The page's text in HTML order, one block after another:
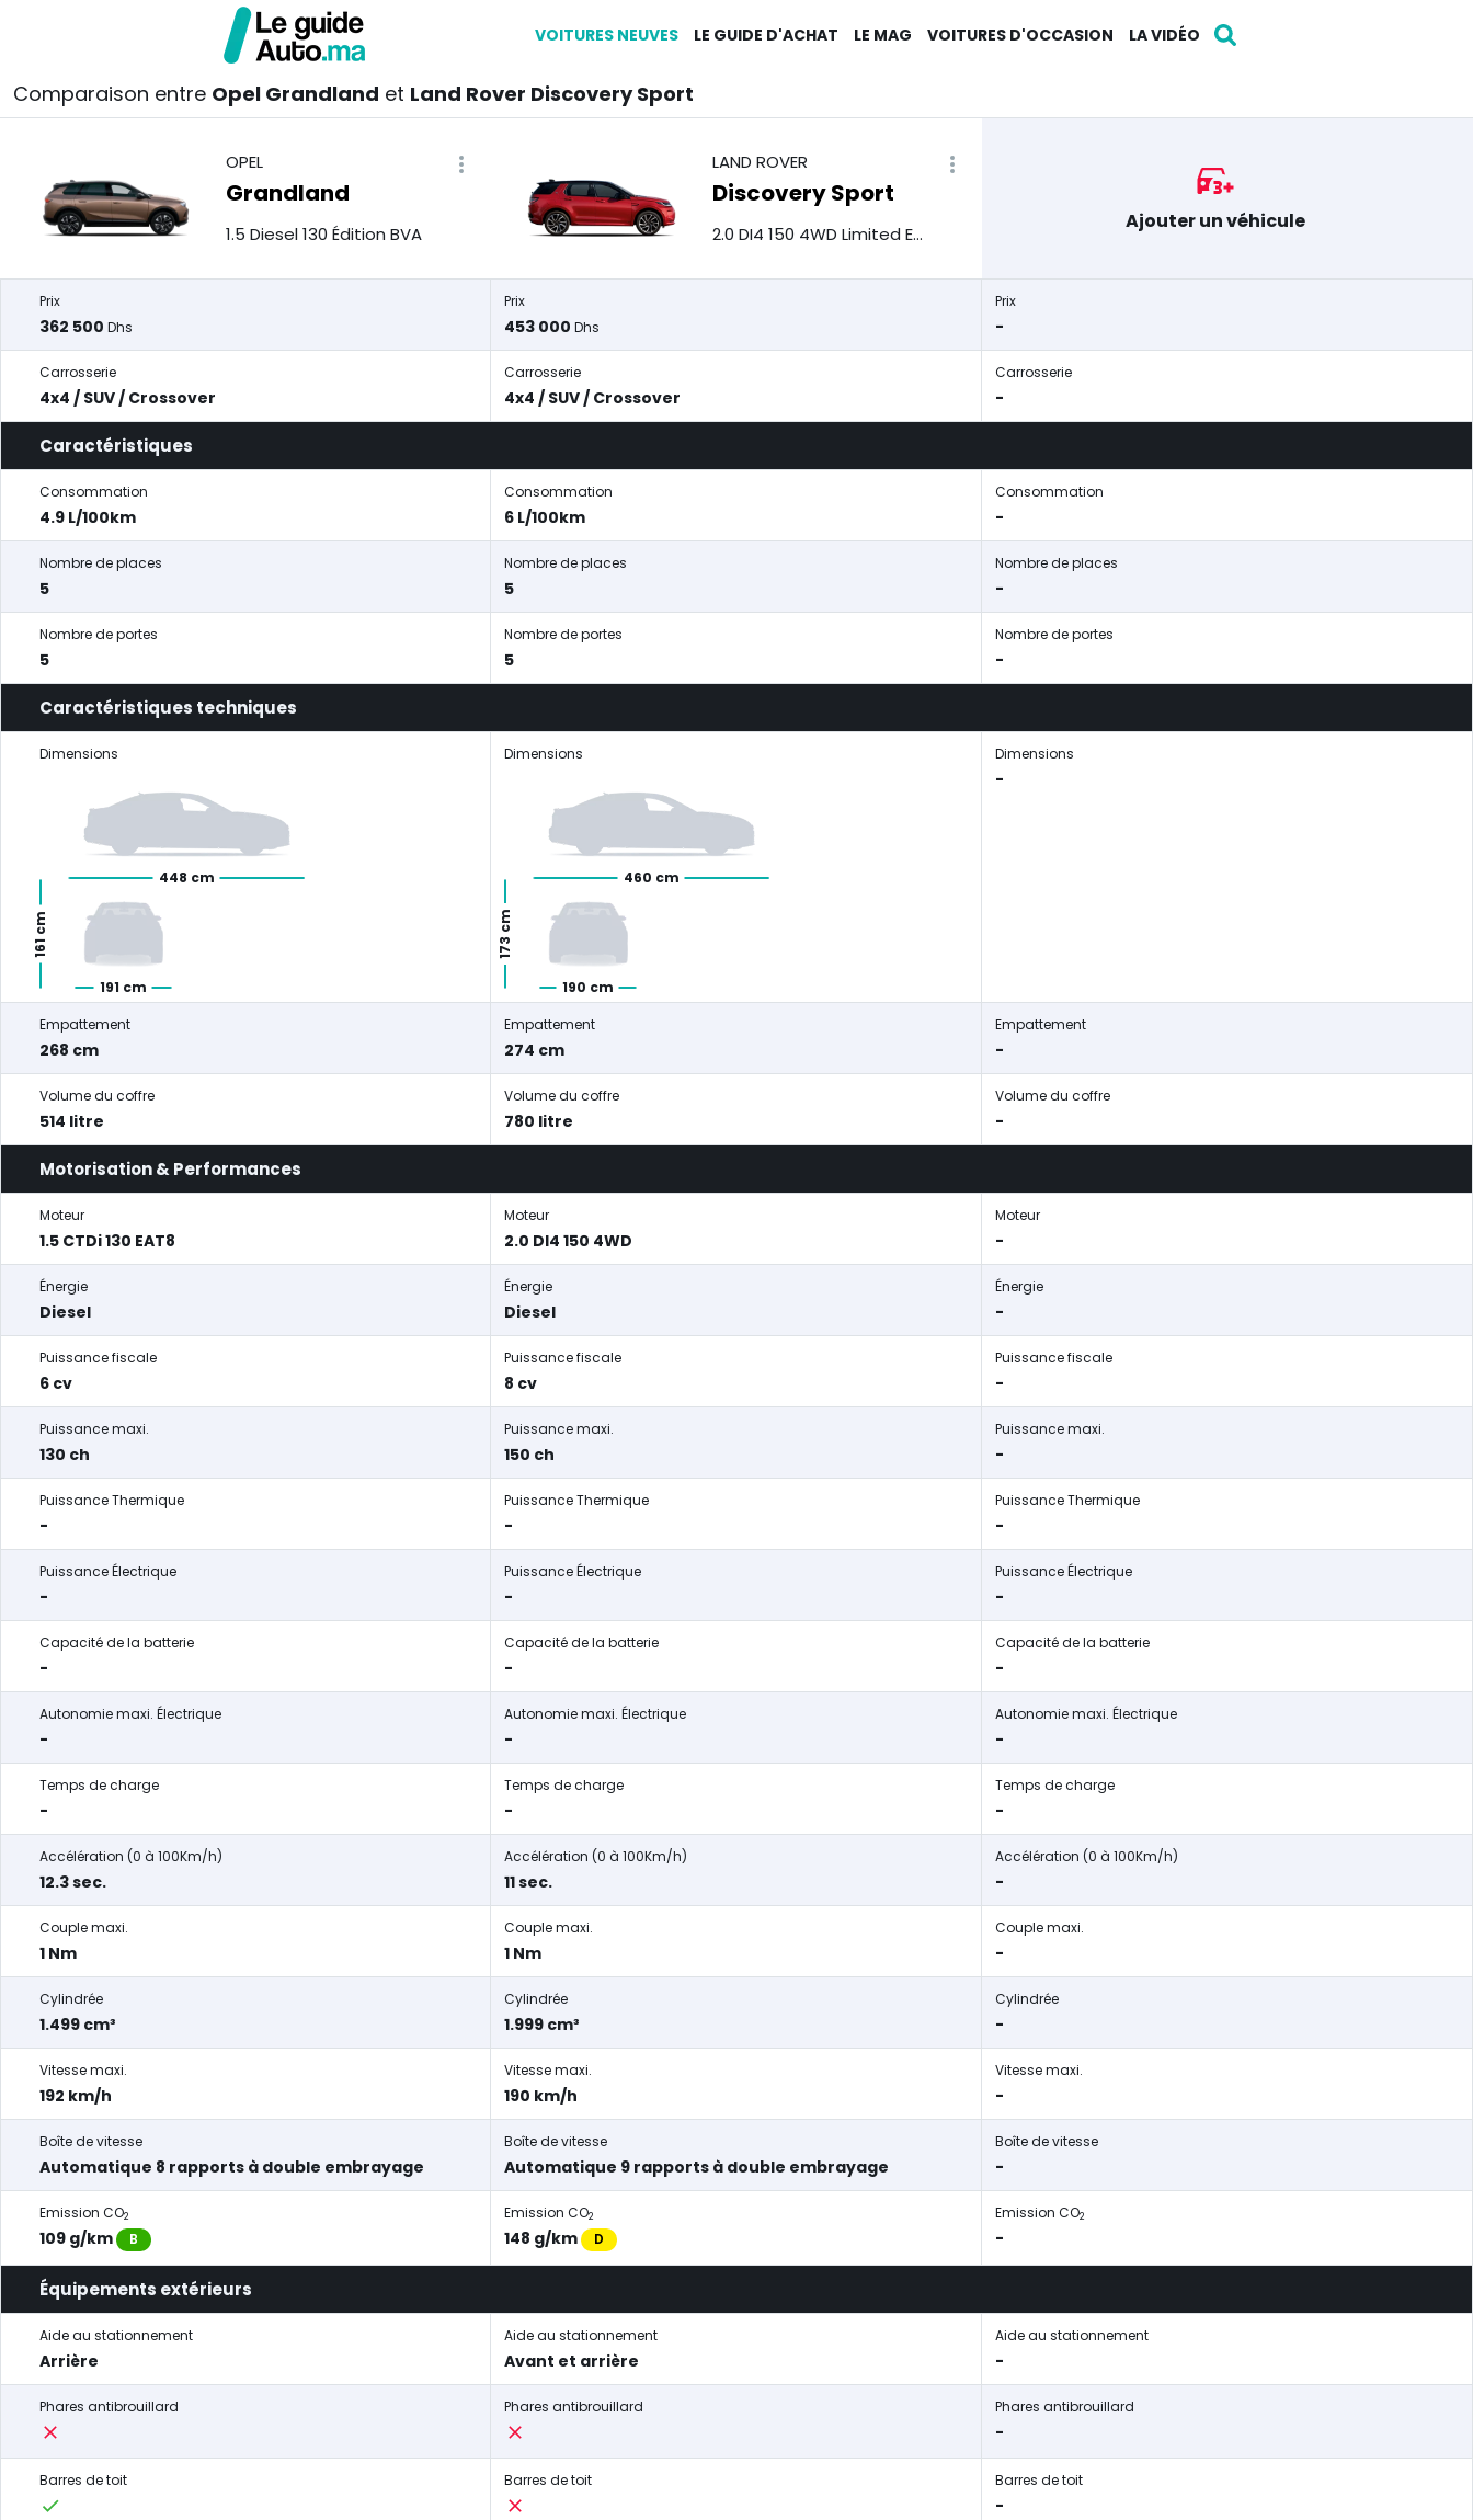
VOITURES NEUVES LE GUIDE D'ACHAT LE MAG VOITURES D'OCCASION LA VIDÉO
Comparaison entre Opel Grandland et Land Rover Discovery Sport
OPEL
Grandland
1.5 Diesel 130 Édition BVA
LAND ROVER
Discovery Sport
2.0 DI4 150 4WD Limited Edition
Ajouter un véhicule
Prix
362 500 Dhs
Prix
453 000 Dhs
Prix
-
Carrosserie
4x4 / SUV / Crossover
Carrosserie
4x4 / SUV / Crossover
Carrosserie
-
Caractéristiques
Consommation
4.9 L/100km
Consommation
6 L/100km
Consommation
-
Nombre de places
5
Nombre de places
5
Nombre de places
-
Nombre de portes
5
Nombre de portes
5
Nombre de portes
-
Caractéristiques techniques
Dimensions
448 cm
191 cm
161 cm
Dimensions
460 cm
190 cm
173 cm
Dimensions
-
Empattement
268 cm
Empattement
274 cm
Empattement
-
Volume du coffre
514 litre
Volume du coffre
780 litre
Volume du coffre
-
Motorisation & Performances
Moteur
1.5 CTDi 130 EAT8
Moteur
2.0 DI4 150 4WD
Moteur
-
Énergie
Diesel
Énergie
Diesel
Énergie
-
Puissance fiscale
6 cv
Puissance fiscale
8 cv
Puissance fiscale
-
Puissance maxi.
130 ch
Puissance maxi.
150 ch
Puissance maxi.
-
Puissance Thermique
-
Puissance Thermique
-
Puissance Thermique
-
Puissance Électrique
-
Puissance Électrique
-
Puissance Électrique
-
Capacité de la batterie
-
Capacité de la batterie
-
Capacité de la batterie
-
Autonomie maxi. Électrique
-
Autonomie maxi. Électrique
-
Autonomie maxi. Électrique
-
Temps de charge
-
Temps de charge
-
Temps de charge
-
Accélération (0 à 100Km/h)
12.3 sec.
Accélération (0 à 100Km/h)
11 sec.
Accélération (0 à 100Km/h)
-
Couple maxi.
1 Nm
Couple maxi.
1 Nm
Couple maxi.
-
Cylindrée
1.499 cm³
Cylindrée
1.999 cm³
Cylindrée
-
Vitesse maxi.
192 km/h
Vitesse maxi.
190 km/h
Vitesse maxi.
-
Boîte de vitesse
Automatique 8 rapports à double embrayage
Boîte de vitesse
Automatique 9 rapports à double embrayage
Boîte de vitesse
-
Emission CO2
109 g/km B
Emission CO2
148 g/km D
Emission CO2
-
Équipements extérieurs
Aide au stationnement
Arrière
Aide au stationnement
Avant et arrière
Aide au stationnement
-
Phares antibrouillard Phares antibrouillard Phares antibrouillard
-
Barres de toit Barres de toit Barres de toit
-